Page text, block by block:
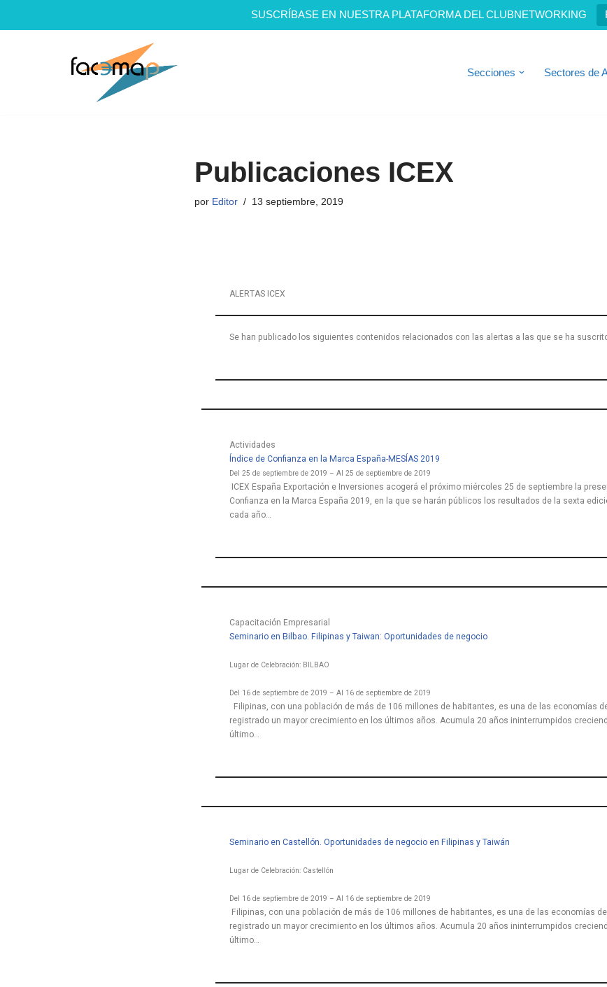
SUSCRÍBASE EN NUESTRA PLATAFORMA DEL CLUBNETWORKING
Secciones Sectores de
Publicaciones ICEX
por Editor 13 septiembre, 2019
ALERTAS ICEX
Se han publicado los siguientes contenidos relacionados con las alertas a las que se ha
Actividades
Índice de Confianza en la Marca España-MESÍAS 2019
Del 25 de septiembre de 2019 – Al 25 de septiembre de 2019
ICEX España Exportación e Inversiones acogerá el próximo miércoles 25 de septiembre la
Confianza en la Marca España 2019, en la que se harán públicos los resultados de la sexta
cada año…
Capacitación Empresarial
Seminario en Bilbao. Filipinas y Taiwan: Oportunidades de negocio
Lugar de Celebración: BILBAO
Del 16 de septiembre de 2019 – Al 16 de septiembre de 2019
Filipinas, con una población de más de 106 millones de habitantes, es una de las economías
registrado un mayor crecimiento en los últimos años. Acumula 20 años ininterrumpidos
último…
Seminario en Castellón. Oportunidades de negocio en Filipinas y Taiwán
Lugar de Celebración: Castellón
Del 16 de septiembre de 2019 – Al 16 de septiembre de 2019
Filipinas, con una población de más de 106 millones de habitantes, es una de las economías
registrado un mayor crecimiento en los últimos años. Acumula 20 años ininterrumpidos
último…